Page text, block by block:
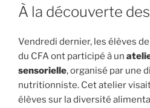
LE
À la découverte
Vendredi dernier, les élèves de
du CFA ont participé à un
sensorielle, organisé par une
nutritionniste. Cet atelier
élèves sur la diversité